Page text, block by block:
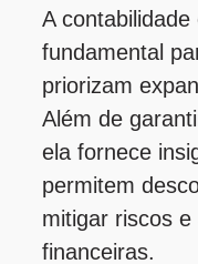
A
fundamental
priorizam
Além de
ela fornece
permitem
mitigar riscos
financeiras.